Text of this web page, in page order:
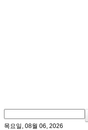
목요일, 08월 06, 2026